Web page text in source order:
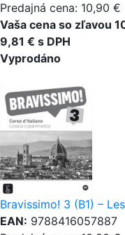
Predajná cena: 10,90 €
Vaša cena so zľavou
9,81 € s DPH
Vyprodáno
Bravissimo! 3 (B1) –
EAN: 9788416057887